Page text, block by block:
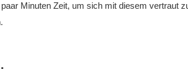
Minuten Zeit, um sich mit diesem vertraut